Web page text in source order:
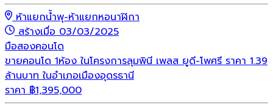
ห้าแยกน้ำพุ-ห้าแยกหอนาฬิกา
สร้างเมื่อ 03/03/2025
มือสองคอนโด
ขายคอนโด 1ห้อง ในโครงการลุมพินี เพลส ยูดี-โพศรี ราคา 1.39
ล้านบาท ในอำเภอเมืองอุดรธานี
ราคา ฿1,395,000